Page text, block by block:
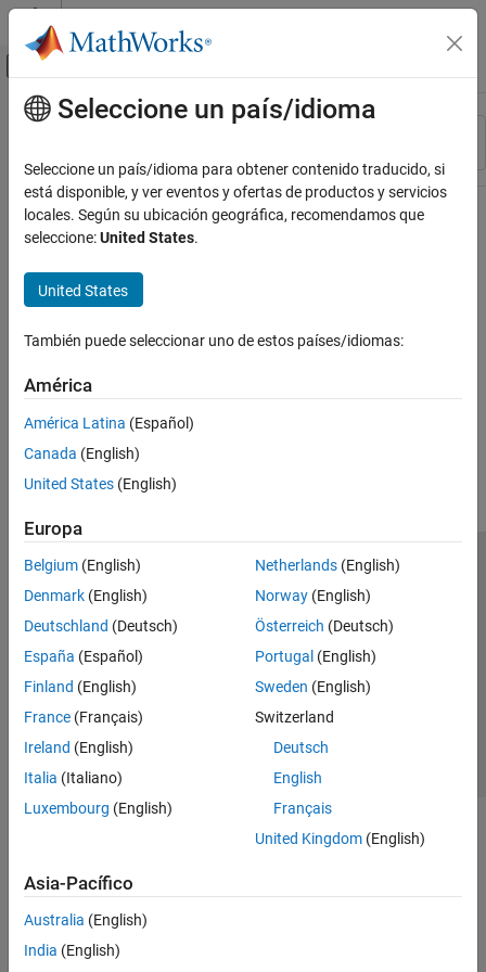
Saltar al contenido
Mostrar/ocultar menú de navegación
Recurso
Contenido principal
Seleccione un país/idioma
Seleccione un país/idioma para obtener contenido traducido, si
está disponible, y ver eventos y ofertas de productos y servicios
locales. Según su ubicación geográfica, recomendamos que
seleccione:United States.
United States
También puede seleccionar uno de estos países/idiomas:
América
América Latina (Español)
Canada (English)
United States (English)
Europa
Belgium (English)
Denmark (English)
Deutschland (Deutsch)
España (Español)
Finland (English)
France (Français)
Ireland (English)
Italia (Italiano)
Luxembourg (English)
Netherlands(English)
Norway(English)
Österreich (Deutsch)
Portugal (English)
Sweden (English)
Switzerland
Deutsch
English
Français
United Kingdom(English)
Asia-Pacífico
Australia (English)
India (English)
Centro de confianza
Marcas comerciales
Política de privacidad
Antipiratería
Estado de las aplicaciones
Información de contacto
© 1994-2026 The MathWorks, Inc.